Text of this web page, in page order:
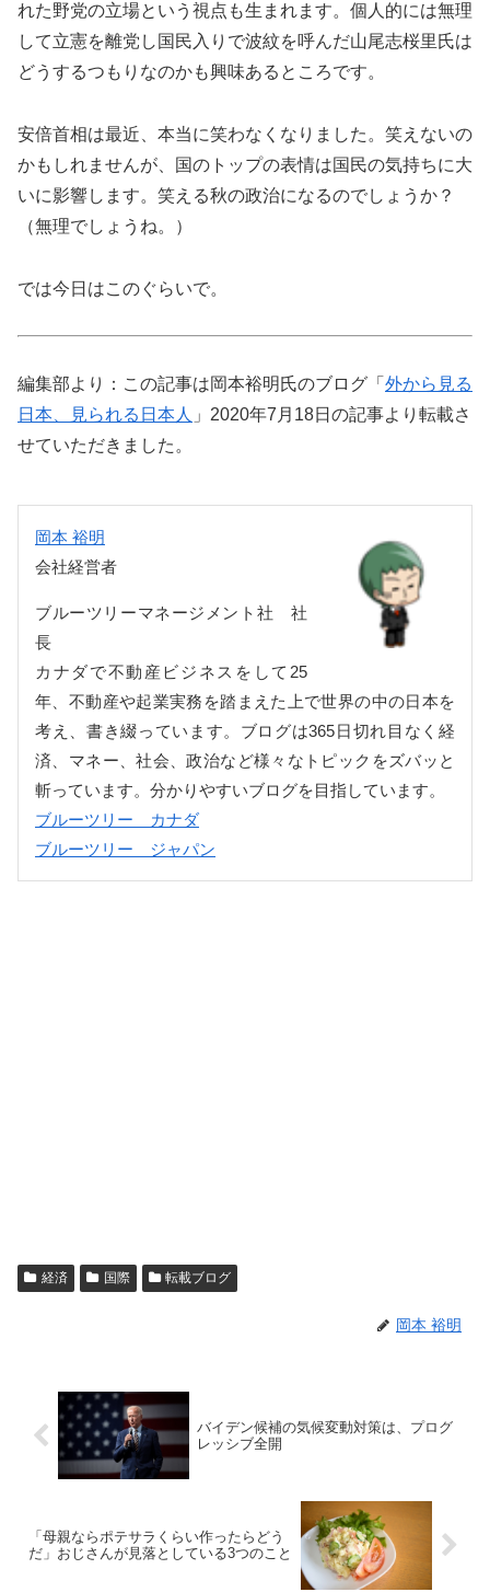
れた野党の立場という視点も生まれます。個人的には無理
して立憲を離党し国民入りで波紋を呼んだ山尾志桜里氏は
どうするつもりなのかも興味あるところです。
安倍首相は最近、本当に笑わなくなりました。笑えないの
かもしれませんが、国のトップの表情は国民の気持ちに大
いに影響します。笑える秋の政治になるのでしょうか？
（無理でしょうね。）
では今日はこのぐらいで。
編集部より：この記事は岡本裕明氏のブログ「 外から見る
日本、見られる日本人 」2020年7月18日の記事より転載さ
せていただきました。
岡本 裕明
会社経営者
ブルーツリーマネージメント社 社
長
カナダで不動産ビジネスをして25
年、不動産や起業実務を踏まえた上で世界の中の日本を
考え、書き綴っています。ブログは365日切れ目なく経
済、マネー、社会、政治など様々なトピックをズバッと
斬っています。分かりやすいブログを目指しています。
ブルーツリー カナダ
ブルーツリー ジャパン
経済 国際 転載ブログ
岡本 裕明
バイデン候補の気候変動対策は、プログ
レッシブ全開
「母親ならポテサラくらい作ったらどう
だ」おじさんが見落としている3つのこと